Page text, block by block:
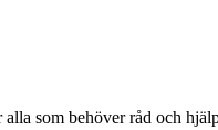
som behöver råd och